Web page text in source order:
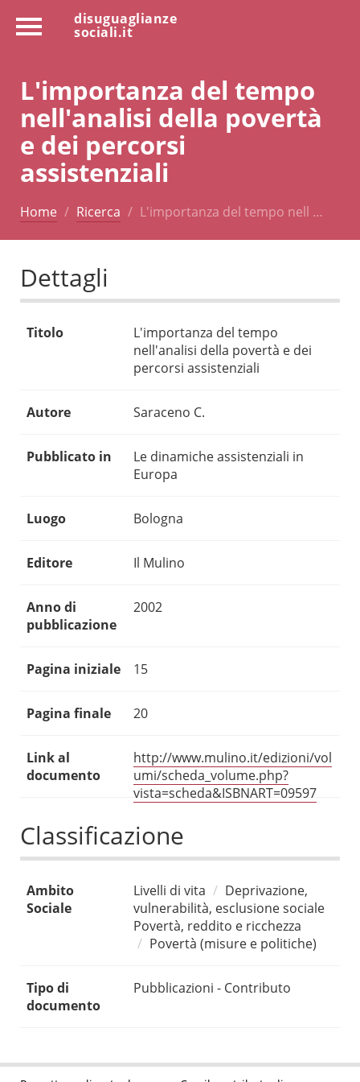
disuguaglianze
sociali.it
L'importanza del tempo
nell'analisi della povertà
e dei percorsi
assistenziali
Home Ricerca L'importanza del tempo nell …
Dettagli
Titolo
L'importanza del tempo
nell'analisi della povertà e dei
percorsi assistenziali
Autore Saraceno C.
Pubblicato in
Le dinamiche assistenziali in
Europa
Luogo Bologna
Editore Il Mulino
Anno di
pubblicazione
2002
Pagina iniziale 15
Pagina finale 20
Link al
documento
http://www.mulino.it/edizioni/vol
umi/scheda_volume.php?
vista=scheda&ISBNART=09597
Classificazione
Ambito
Sociale
Livelli di vita
Deprivazione,
vulnerabilità, esclusione sociale
Povertà, reddito e ricchezza
Povertà (misure e politiche)
Tipo di
documento
Pubblicazioni - Contributo